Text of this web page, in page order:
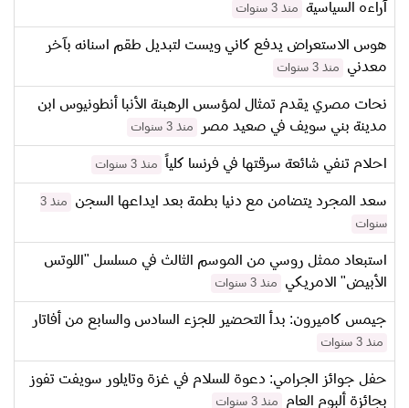
آراءه السياسية منذ 3 سنوات
هوس الاستعراض يدفع كاني ويست لتبديل طقم اسنانه بآخر
معدني
منذ 3 سنوات
نحات مصري يقدم تمثال لمؤسس الرهبنة الأنبا أنطونيوس ابن
مدينة بني سويف في صعيد مصر
منذ 3 سنوات
احلام تنفي شائعة سرقتها في فرنسا كلياً منذ 3 سنوات
سعد المجرد يتضامن مع دنيا بطمة بعد ايداعها السجن
منذ 3
سنوات
استبعاد ممثل روسي من الموسم الثالث في مسلسل "اللوتس
الأبيض" الامريكي
منذ 3 سنوات
جيمس كاميرون: بدأ التحضير للجزء السادس والسابع من أفاتار
منذ 3 سنوات
حفل جوائز الجرامي: دعوة للسلام في غزة وتايلور سويفت تفوز
بجائزة ألبوم العام
منذ 3 سنوات